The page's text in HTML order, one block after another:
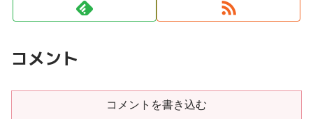
コメント
コメントを書き込む